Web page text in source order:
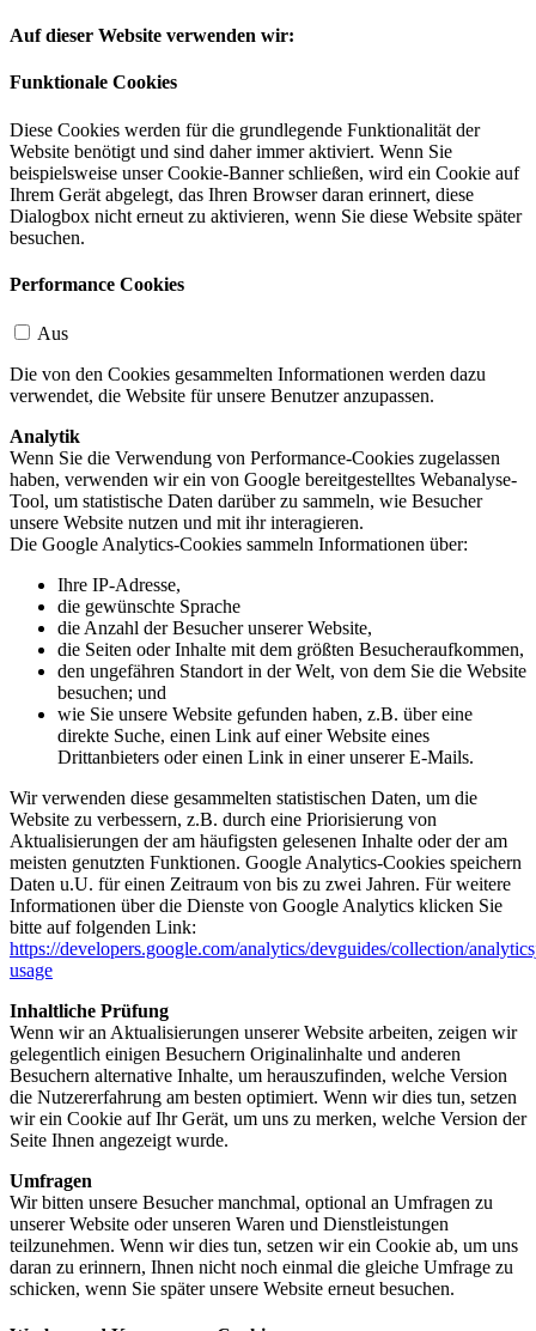
Auf dieser Website verwenden wir:
Funktionale Cookies
Diese Cookies werden für die grundlegende Funktionalität der
Website benötigt und sind daher immer aktiviert. Wenn Sie
beispielsweise unser Cookie-Banner schließen, wird ein Cookie auf
Ihrem Gerät abgelegt, das Ihren Browser daran erinnert, diese
Dialogbox nicht erneut zu aktivieren, wenn Sie diese Website später
besuchen.
Performance Cookies
Aus
Die von den Cookies gesammelten Informationen werden dazu
verwendet, die Website für unsere Benutzer anzupassen.
Analytik
Wenn Sie die Verwendung von Performance-Cookies zugelassen
haben, verwenden wir ein von Google bereitgestelltes Webanalyse-
Tool, um statistische Daten darüber zu sammeln, wie Besucher
unsere Website nutzen und mit ihr interagieren.
Die Google Analytics-Cookies sammeln Informationen über:
Ihre IP-Adresse,
die gewünschte Sprache
die Anzahl der Besucher unserer Website,
die Seiten oder Inhalte mit dem größten Besucheraufkommen,
den ungefähren Standort in der Welt, von dem Sie die Website
besuchen; und
wie Sie unsere Website gefunden haben, z.B. über eine
direkte Suche, einen Link auf einer Website eines
Drittanbieters oder einen Link in einer unserer E-Mails.
Wir verwenden diese gesammelten statistischen Daten, um die
Website zu verbessern, z.B. durch eine Priorisierung von
Aktualisierungen der am häufigsten gelesenen Inhalte oder der am
meisten genutzten Funktionen. Google Analytics-Cookies speichern
Daten u.U. für einen Zeitraum von bis zu zwei Jahren. Für weitere
Informationen über die Dienste von Google Analytics klicken Sie
bitte auf folgenden Link:
https://developers.google.com/analytics/devguides/collection/
usage
Inhaltliche Prüfung
Wenn wir an Aktualisierungen unserer Website arbeiten, zeigen wir
gelegentlich einigen Besuchern Originalinhalte und anderen
Besuchern alternative Inhalte, um herauszufinden, welche Version
die Nutzererfahrung am besten optimiert. Wenn wir dies tun, setzen
wir ein Cookie auf Ihr Gerät, um uns zu merken, welche Version der
Seite Ihnen angezeigt wurde.
Umfragen
Wir bitten unsere Besucher manchmal, optional an Umfragen zu
unserer Website oder unseren Waren und Dienstleistungen
teilzunehmen. Wenn wir dies tun, setzen wir ein Cookie ab, um uns
daran zu erinnern, Ihnen nicht noch einmal die gleiche Umfrage zu
schicken, wenn Sie später unsere Website erneut besuchen.